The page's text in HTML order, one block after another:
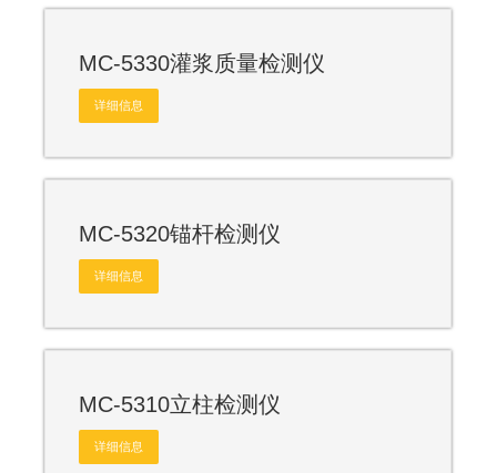
MC-5330灌浆质量检测仪
详细信息
MC-5320锚杆检测仪
详细信息
MC-5310立柱检测仪
详细信息